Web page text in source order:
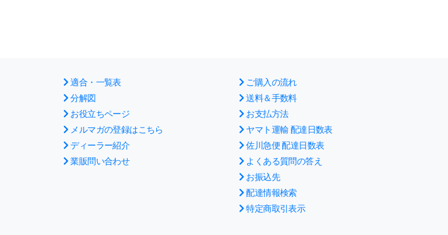
適合・一覧表
分解図
お役立ちページ
メルマガの登録はこちら
ディーラー紹介
業販問い合わせ
ご購入の流れ
送料＆手数料
お支払方法
ヤマト運輸 配達日数表
佐川急便 配達日数表
よくある質問の答え
お振込先
配達情報検索
特定商取引表示